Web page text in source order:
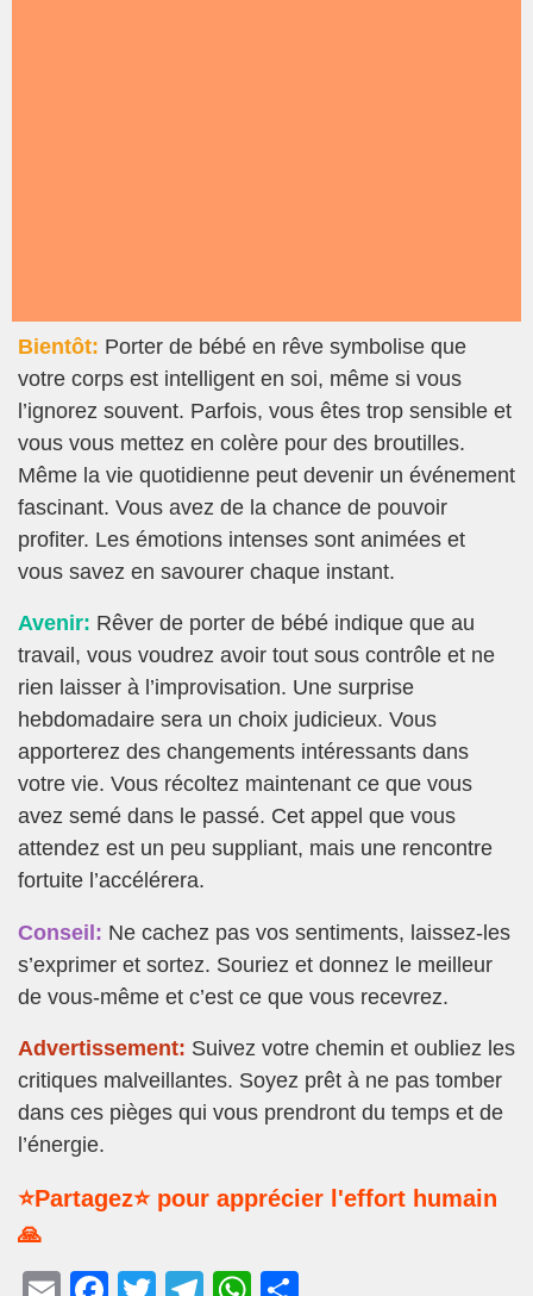
Bientôt: Porter de bébé en rêve symbolise que
votre corps est intelligent en soi, même si vous
l’ignorez souvent. Parfois, vous êtes trop sensible et
vous vous mettez en colère pour des broutilles.
Même la vie quotidienne peut devenir un événement
fascinant. Vous avez de la chance de pouvoir
profiter. Les émotions intenses sont animées et
vous savez en savourer chaque instant.
Avenir: Rêver de porter de bébé indique que au
travail, vous voudrez avoir tout sous contrôle et ne
rien laisser à l’improvisation. Une surprise
hebdomadaire sera un choix judicieux. Vous
apporterez des changements intéressants dans
votre vie. Vous récoltez maintenant ce que vous
avez semé dans le passé. Cet appel que vous
attendez est un peu suppliant, mais une rencontre
fortuite l’accélérera.
Conseil: Ne cachez pas vos sentiments, laissez-les
s’exprimer et sortez. Souriez et donnez le meilleur
de vous-même et c’est ce que vous recevrez.
Advertissement: Suivez votre chemin et oubliez les
critiques malveillantes. Soyez prêt à ne pas tomber
dans ces pièges qui vous prendront du temps et de
l’énergie.
⭐Partagez⭐ pour apprécier l'effort humain
🙏